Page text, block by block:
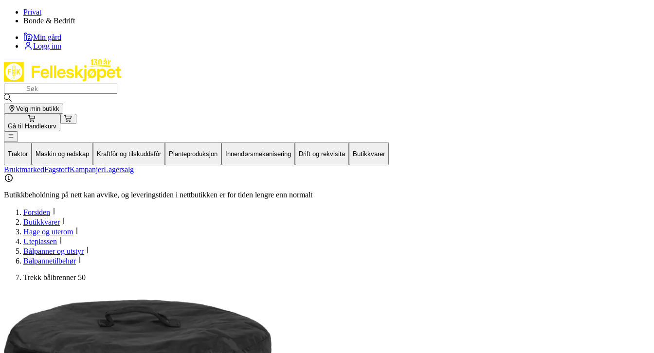
Privat
Bonde & Bedrift
Min gård
Logg inn
Velg min butikk
Gå til Handlekurv
Traktor Maskin og redskap Kraftfôr og tilskuddsfôr Planteproduksjon Innendørsmekanisering Drift og rekvisita Butikkvarer
BruktmarkedFagstoffKampanjerLagersalg
Butikkbeholdning på nett kan avvike, og leveringstiden i nettbutikken er for tiden lengre enn normalt
Forsiden
Butikkvarer
Hage og uterom
Uteplassen
Bålpanner og utstyr
Bålpannetilbehør
Trekk bålbrenner 50